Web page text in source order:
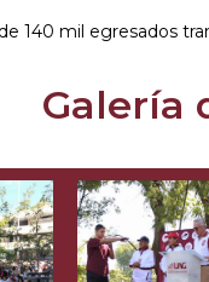
140 mil egresados
Galería